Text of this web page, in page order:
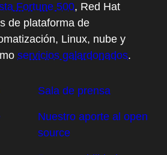
Fortune 500, Red Hat
de plataforma de
Linux, nube y
servicios galardonados.
Sala de prensa
Nuestro aporte al open
source